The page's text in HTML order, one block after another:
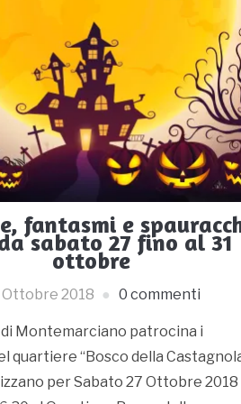
fantasmi e
sabato 27 fino al 31
ottobre
Ottobre 2018 0 commenti
di Montemarciano patrocina i
quartiere “Bosco della
per Sabato 27 Ottobre 2018